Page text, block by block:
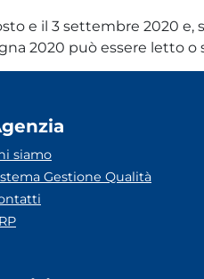
e il 3 settembre 2020
2020 può essere letto o
siamo
Gestione Qualità